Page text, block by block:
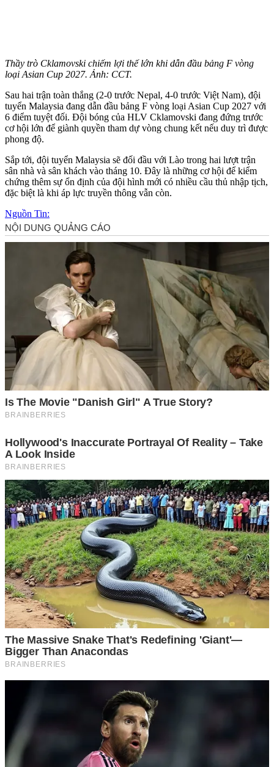
Thầy trò Cklamovski chiếm lợi thế lớn khi dẫn đầu bảng F vòng
loại Asian Cup 2027. Ảnh: CCT.
Sau hai trận toàn thắng (2-0 trước Nepal, 4-0 trước Việt Nam), đội
tuyển Malaysia đang dẫn đầu bảng F vòng loại Asian Cup 2027 với
6 điểm tuyệt đối. Đội bóng của HLV Cklamovski đang đứng trước
cơ hội lớn để giành quyền tham dự vòng chung kết nếu duy trì được
phong độ.
Sắp tới, đội tuyển Malaysia sẽ đối đầu với Lào trong hai lượt trận
sân nhà và sân khách vào tháng 10. Đây là những cơ hội để kiểm
chứng thêm sự ổn định của đội hình mới có nhiều cầu thủ nhập tịch,
đặc biệt là khi áp lực truyền thông vẫn còn.
Nguồn Tin: